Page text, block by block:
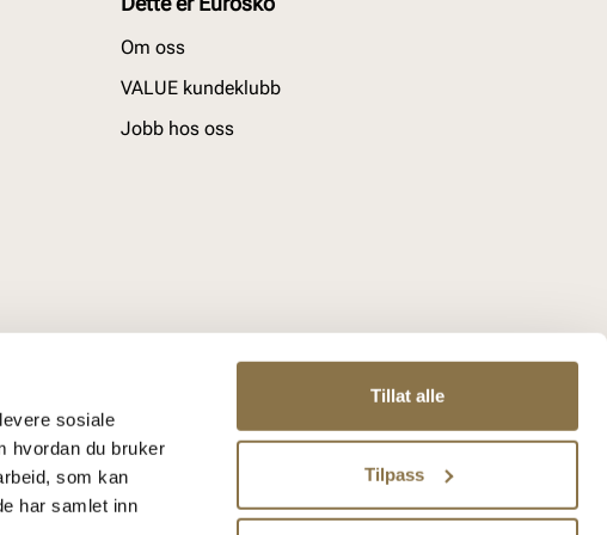
sosiale
hvordan du bruker
som kan
har samlet inn
Tillat alle
Tilpass
Om oss
VALUE kundeklubb
Jobb hos oss